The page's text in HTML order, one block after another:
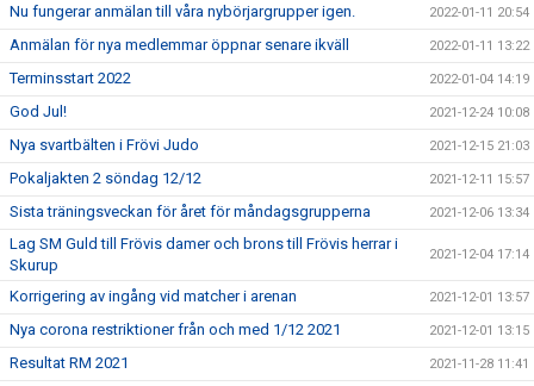
Nu fungerar anmälan till våra nybörjargrupper igen. 2022-01-11 20:54
Anmälan för nya medlemmar öppnar senare ikväll 2022-01-11 13:22
Terminsstart 2022 2022-01-04 14:19
God Jul! 2021-12-24 10:08
Nya svartbälten i Frövi Judo 2021-12-15 21:03
Pokaljakten 2 söndag 12/12 2021-12-11 15:57
Sista träningsveckan för året för måndagsgrupperna 2021-12-06 13:34
Lag SM Guld till Frövis damer och brons till Frövis herrar i
Skurup
2021-12-04 17:14
Korrigering av ingång vid matcher i arenan 2021-12-01 13:57
Nya corona restriktioner från och med 1/12 2021 2021-12-01 13:15
Resultat RM 2021 2021-11-28 11:41